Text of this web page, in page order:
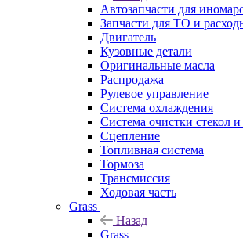
Автозапчасти для
Запчасти для ТО и
Двигатель
Кузовные детали
Оригинальные масла
Распродажа
Рулевое управление
Система охлаждения
Система очистки стекол
Сцепление
Топливная система
Тормоза
Трансмиссия
Ходовая часть
Grass
Назад
Grass